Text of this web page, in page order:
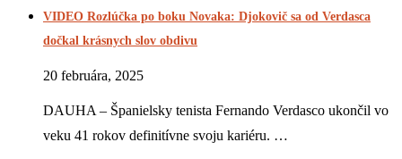
VIDEO Rozlúčka po boku Novaka: Djokovič sa od Verdasca
dočkal krásnych slov obdivu
20 februára, 2025
DAUHA – Španielsky tenista Fernando Verdasco ukončil vo
veku 41 rokov definitívne svoju kariéru. …